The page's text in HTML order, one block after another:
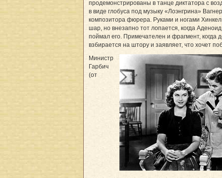
продемонстрированы в танце диктатора с
в виде глобуса под музыку «Лоэнгрина»
композитора фюрера. Руками и ногами
шар, но внезапно тот лопается, когда
поймал его. Примечателен и фрагмент, когда
взбирается на штору и заявляет, что хочет
Министр
Гарбич
(от